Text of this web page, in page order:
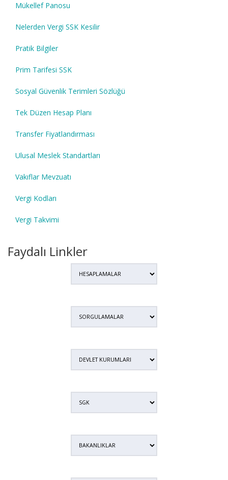
Mükellef Panosu
Nelerden Vergi SSK Kesilir
Pratik Bilgiler
Prim Tarifesi SSK
Sosyal Güvenlik Terimleri Sözlüğü
Tek Düzen Hesap Planı
Transfer Fiyatlandırması
Ulusal Meslek Standartları
Vakıflar Mevzuatı
Vergi Kodları
Vergi Takvimi
Faydalı Linkler